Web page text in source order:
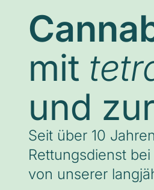
mit
und
Seit über 10
Rettungsdienst
von unserer